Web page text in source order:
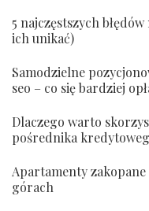
5 najczęstszych
ich unikać)
Samodzielne
seo – co się bardziej
Dlaczego warto
pośrednika
Apartamenty
górach